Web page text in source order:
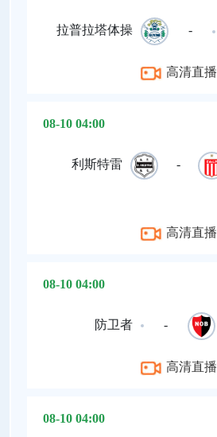
拉普拉塔体操 -
高清直播
08-10 04:00
利斯特雷 -
高清直播
08-10 04:00
防卫者 -
高清直播
08-10 04:00